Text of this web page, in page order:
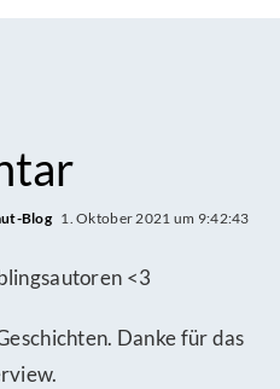
Blog 1. Oktober 2021 um 9:42:43
<3
Danke für das